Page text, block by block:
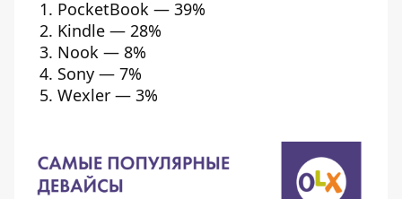
PocketBook — 39%
Kindle — 28%
Nook — 8%
Sony — 7%
Wexler — 3%